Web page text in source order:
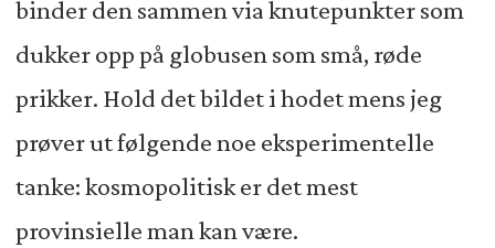
binder den sammen via knutepunkter som
dukker opp på globusen som små, røde
prikker. Hold det bildet i hodet mens jeg
prøver ut følgende noe eksperimentelle
tanke: kosmopolitisk er det mest
provinsielle man kan være.